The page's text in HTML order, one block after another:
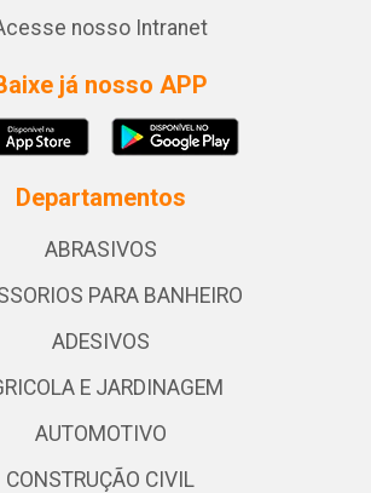
nosso Intranet
já nosso APP
Departamentos
ABRASIVOS
PARA BANHEIRO
ADESIVOS
E JARDINAGEM
AUTOMOTIVO
CONSTRUÇÃO CIVIL